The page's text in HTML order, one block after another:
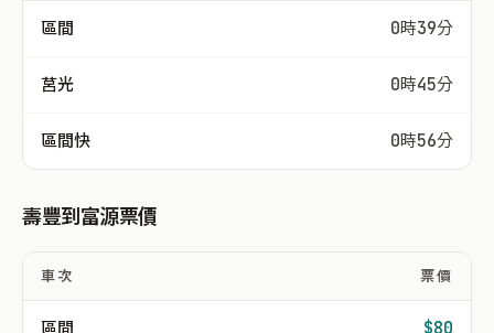
區間 0時39分
莒光 0時45分
區間快 0時56分
壽豐到富源票價
車次 票價
區間 $80